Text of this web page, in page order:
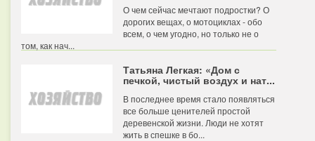
О чем сейчас мечтают подростки? О
дорогих вещах, о мотоциклах - обо
всем, о чем угодно, но только не о
том, как нач...
Татьяна Легкая: «Дом с
печкой, чистый воздух и нат...
В последнее время стало появляться
все больше ценителей простой
деревенской жизни. Люди не хотят
жить в спешке в бо...